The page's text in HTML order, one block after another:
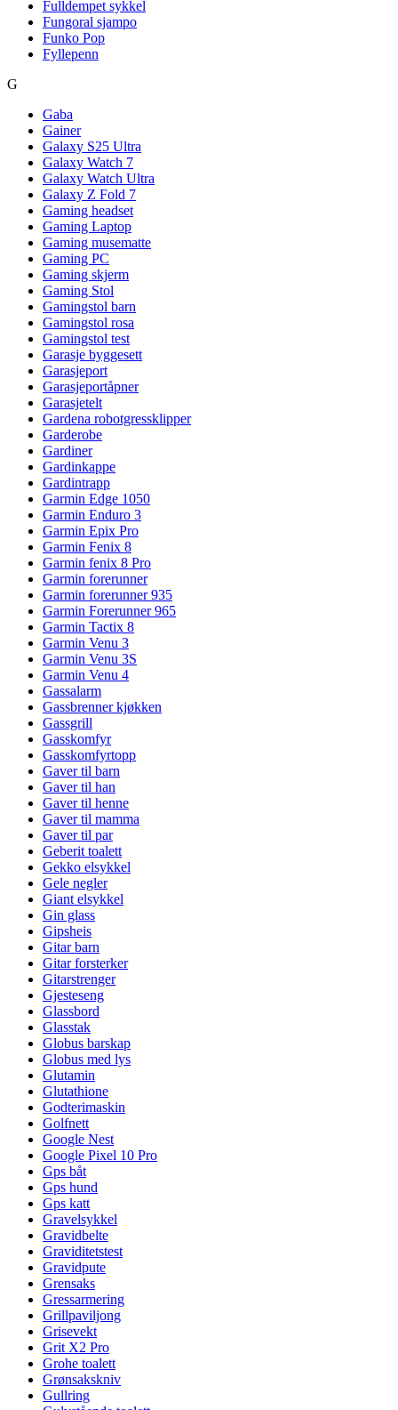
Fulldempet sykkel
Fungoral sjampo
Funko Pop
Fyllepenn
G
Gaba
Gainer
Galaxy S25 Ultra
Galaxy Watch 7
Galaxy Watch Ultra
Galaxy Z Fold 7
Gaming headset
Gaming Laptop
Gaming musematte
Gaming PC
Gaming skjerm
Gaming Stol
Gamingstol barn
Gamingstol rosa
Gamingstol test
Garasje byggesett
Garasjeport
Garasjeportåpner
Garasjetelt
Gardena robotgressklipper
Garderobe
Gardiner
Gardinkappe
Gardintrapp
Garmin Edge 1050
Garmin Enduro 3
Garmin Epix Pro
Garmin Fenix 8
Garmin fenix 8 Pro
Garmin forerunner
Garmin forerunner 935
Garmin Forerunner 965
Garmin Tactix 8
Garmin Venu 3
Garmin Venu 3S
Garmin Venu 4
Gassalarm
Gassbrenner kjøkken
Gassgrill
Gasskomfyr
Gasskomfyrtopp
Gaver til barn
Gaver til han
Gaver til henne
Gaver til mamma
Gaver til par
Geberit toalett
Gekko elsykkel
Gele negler
Giant elsykkel
Gin glass
Gipsheis
Gitar barn
Gitar forsterker
Gitarstrenger
Gjesteseng
Glassbord
Glasstak
Globus barskap
Globus med lys
Glutamin
Glutathione
Godterimaskin
Golfnett
Google Nest
Google Pixel 10 Pro
Gps båt
Gps hund
Gps katt
Gravelsykkel
Gravidbelte
Graviditetstest
Gravidpute
Grensaks
Gressarmering
Grillpaviljong
Grisevekt
Grit X2 Pro
Grohe toalett
Grønsakskniv
Gullring